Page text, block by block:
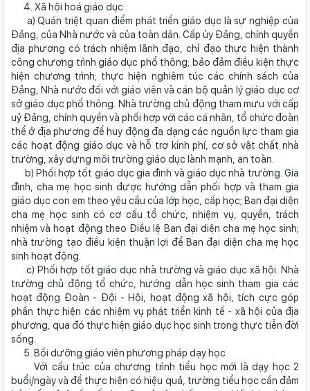
4. Xã hội hoá giáo dục
a) Quán triệt quan điểm phát triển giáo dục là sự nghiệp của
Đảng, của Nhà nước và của toàn dân. Cấp ủy Đảng, chính quyền
địa phương có trách nhiệm lãnh đạo, chỉ đạo thực hiện thành
công chương trình giáo dục phổ thông; bảo đảm điều kiện thực
hiện chương trình; thực hiện nghiêm túc các chính sách của
Đảng, Nhà nước đối với giáo viên và cán bộ quản lý giáo dục cơ
sở giáo dục phổ thông. Nhà trường chủ động tham mưu với cấp
uỷ Đảng, chính quyền và phối hợp với các cá nhân, tổ chức đoàn
thể ở địa phương để huy động đa dạng các nguồn lực tham gia
các hoạt động giáo dục và hỗ trợ kinh phí, cơ sở vật chất nhà
trường, xây dựng môi trường giáo dục lành mạnh, an toàn.
b) Phối hợp tốt giáo dục gia đình và giáo dục nhà trường. Gia
đình, cha mẹ học sinh được hướng dẫn phối hợp và tham gia
giáo dục con em theo yêu cầu của lớp học, cấp học; Ban đại diện
cha mẹ học sinh có cơ cấu tổ chức, nhiệm vụ, quyền, trách
nhiệm và hoạt động theo Điều lệ Ban đại diện cha mẹ học sinh;
nhà trường tạo điều kiện thuận lợi để Ban đại diện cha mẹ học
sinh hoạt động.
c) Phối hợp tốt giáo dục nhà trường và giáo dục xã hội. Nhà
trường chủ động tổ chức, hướng dẫn học sinh tham gia các
hoạt động Đoàn - Đội - Hội, hoạt động xã hội, tích cực góp
phần thực hiện các nhiệm vụ phát triển kinh tế - xã hội của địa
phương, qua đó thực hiện giáo dục học sinh trong thực tiễn đời
sống.
5. Bồi dưỡng giáo viên phương pháp dạy học
Với cấu trúc của chương trình tiểu học mới là dạy học 2
buổi/ngày và để thực hiện có hiệu quả, trường tiểu học cần đảm